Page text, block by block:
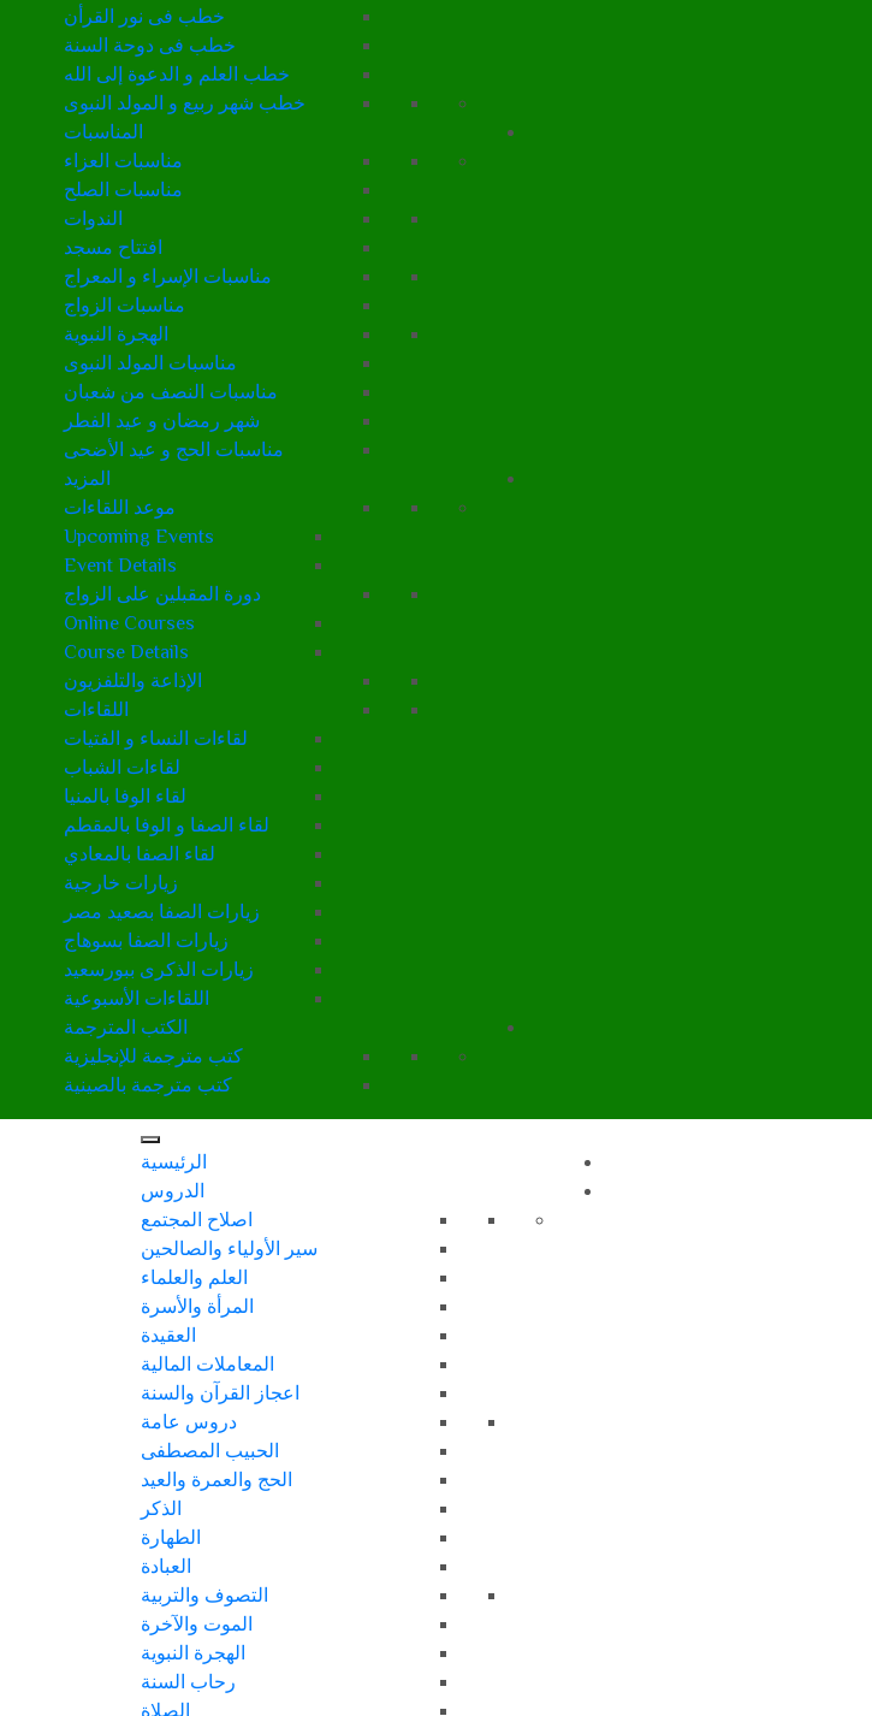
خطب فى نور القرأن
خطب فى دوحة السنة
خطب العلم و الدعوة إلى الله
خطب شهر ربيع و المولد النبوى
المناسبات
مناسبات العزاء
مناسبات الصلح
الندوات
افتتاح مسجد
مناسبات الإسراء و المعراج
مناسبات الزواج
الهجرة النبوية
مناسبات المولد النبوى
مناسبات النصف من شعبان
شهر رمضان و عيد الفطر
مناسبات الحج و عيد الأضحى
المزيد
موعد اللقاءات
Upcoming Events
Event Details
دورة المقبلين على الزواج
Online Courses
Course Details
الإذاعة والتلفزيون
اللقاءات
لقاءات النساء و الفتيات
لقاءات الشباب
لقاء الوفا بالمنيا
لقاء الصفا و الوفا بالمقطم
لقاء الصفا بالمعادي
زيارات خارجية
زيارات الصفا بصعيد مصر
زيارات الصفا بسوهاج
زيارات الذكرى ببورسعيد
اللقاءات الأسبوعية
الكتب المترجمة
كتب مترجمة للإنجليزية
كتب مترجمة بالصينية
الرئيسية
الدروس
اصلاح المجتمع
سير الأولياء والصالحين
العلم والعلماء
المرأة والأسرة
العقيدة
المعاملات المالية
اعجاز القرآن والسنة
دروس عامة
الحبيب المصطفى
الحج والعمرة والعيد
الذكر
الطهارة
العبادة
التصوف والتربية
الموت والآخرة
الهجرة النبوية
رحاب السنة
الصلاة